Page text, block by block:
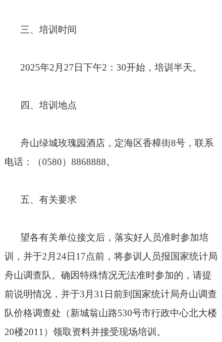
三、培训时间
2025年2月 27 日下午2 ： 30开始，培训半天。
四、培训地点
舟山绿城玫瑰园酒店，定海区香樟街8号，联系
电话：（0580） 8868888。
五、有关要求
望各有关单位接文后，落实好人员准时参加培
训，并于2月 24日 17点前，将参训人员报国家统计局
舟山调查队。确因特殊情况无法准时参加的，请提
前说明情况，并于3月 31 日前到国家统计局舟山调查
队价格调查处（新城翁山路530号市行政中心北大楼
20楼2011）领取资料并接受现场培训。